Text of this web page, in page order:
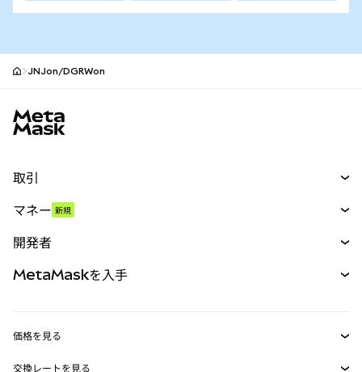
JNJon/DGRWon
取引
パーペチュアル
RWA
マネー 新規
開発者
MetaMaskを入手
価格を見る
交換レートを見る